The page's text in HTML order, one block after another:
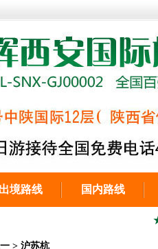
出境路线 国内路线
★★★★在
> 沪苏杭